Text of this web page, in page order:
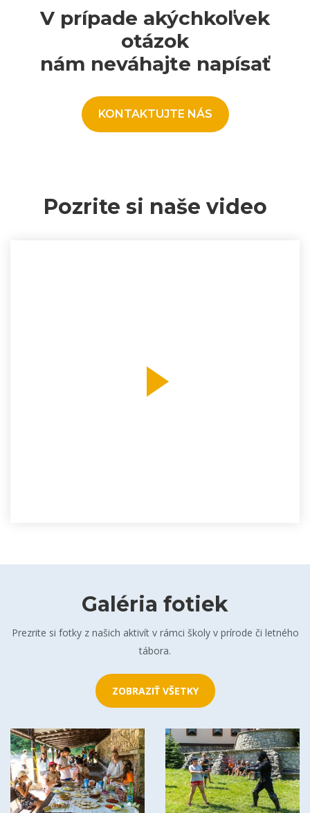
V prípade akýchkoľvek
otázok
nám neváhajte napísať
KONTAKTUJTE NÁS
Pozrite si naše video
Galéria fotiek
Prezrite si fotky z našich aktivít v rámci školy v prírode či letného
tábora.
ZOBRAZIŤ VŠETKY